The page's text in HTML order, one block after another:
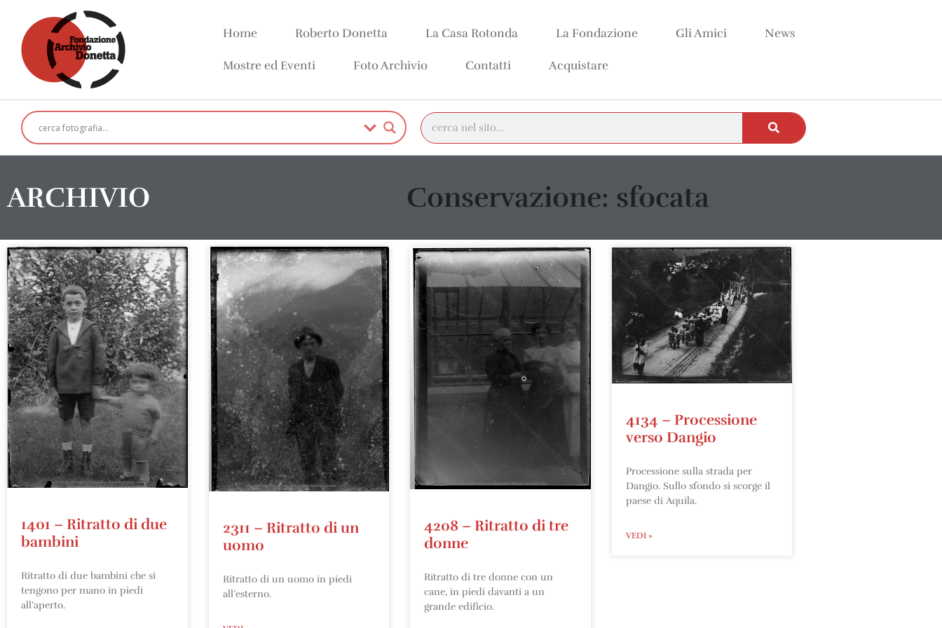
Home Roberto Donetta La Casa Rotonda La Fondazione Gli Amici News
Mostre ed Eventi Foto Archivio Contatti Acquistare
ARCHIVIO Conservazione: sfocata
1401 – Ritratto di due
bambini
Ritratto di due bambini che si
tengono per mano in piedi
all’aperto.
2311 – Ritratto di un
uomo
Ritratto di un uomo in piedi
all’esterno.
4208 – Ritratto di tre
donne
Ritratto di tre donne con un
cane, in piedi davanti a un
grande edificio.
4134 – Processione
verso Dangio
Processione sulla strada per
Dangio. Sullo sfondo si scorge il
paese di Aquila.
VEDI »